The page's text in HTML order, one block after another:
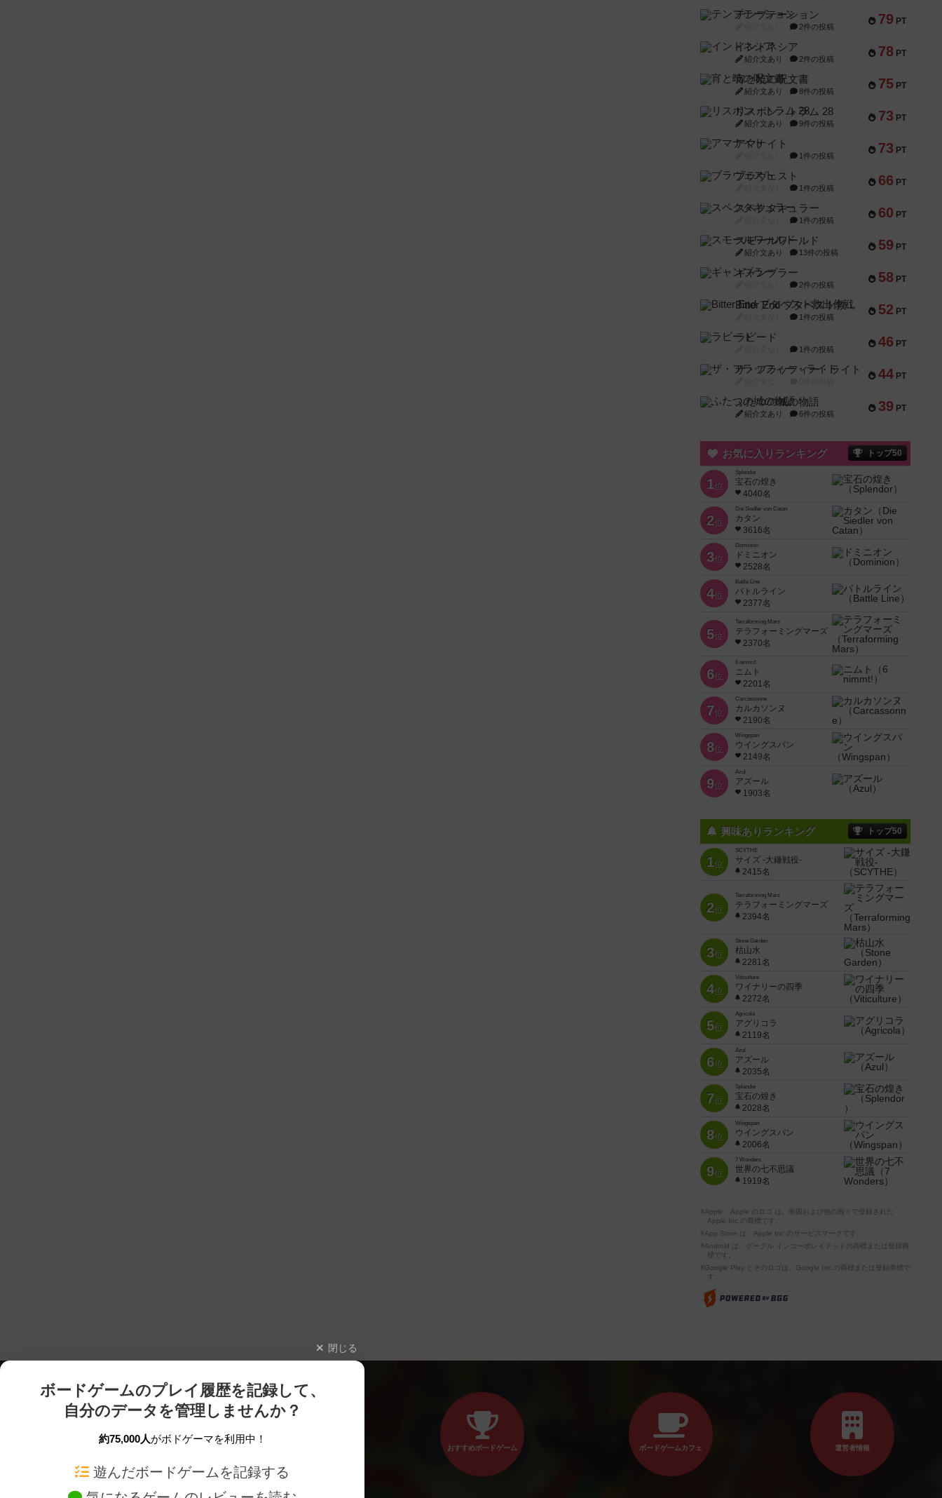
79 PT
テンプテーション
2件の投稿
78 PT
インドネシア
紹介文あり 2件の投稿
75 PT
宵と暁の呪文書
紹介文あり 8件の投稿
73 PT
リスボン・トラム 28
紹介文あり 9件の投稿
73 PT
アマナイト
1件の投稿
66 PT
ブラヴェスト
1件の投稿
60 PT
スペクタキュラー
1件の投稿
59 PT
スモールワールド
紹介文あり 13件の投稿
58 PT
ギャンブラー
2件の投稿
52 PT
Bitter End ブタペスト救出作戦
1件の投稿
46 PT
ラピード
1件の投稿
44 PT
ザ・フラッフィー・ライト
39 PT
ふたつの城の物語
紹介文あり 6件の投稿
お気に入りランキング トップ50
1位
Splendor
宝石の煌き
4040名
2位
Die Siedler von Catan
カタン
3616名
3位
Dominion
ドミニオン
2528名
4位
Battle Line
バトルライン
2377名
5位
Terraforming Mars
テラフォーミングマーズ
2370名
6位
6 nimmt!
ニムト
2201名
7位
Carcassonne
カルカソンヌ
2190名
8位
Wingspan
ウイングスパン
2149名
9位
Azul
アズール
1903名
興味ありランキング トップ50
1位
SCYTHE
サイズ -大鎌戦役-
2415名
2位
Terraforming Mars
テラフォーミングマーズ
2394名
3位
Stone Garden
枯山水
2281名
4位
Viticulture
ワイナリーの四季
2272名
5位
Agricola
アグリコラ
2119名
6位
Azul
アズール
2035名
7位
Splendor
宝石の煌き
2028名
8位
Wingspan
ウイングスパン
2006名
9位
7 Wonders
世界の七不思議
1919名
※Apple、Apple のロゴ は、米国および他の国々で登録された
Apple Inc.の商標です。
※App Store は、Apple Inc.のサービスマークです。
※Android は、グーグル インコーポレイテッドの商標または登録商
標です。
※Google Play とそのロゴは、Google Inc.の商標または登録商標で
す。
閉じる
ボードゲームのプレイ履歴を記録して、
自分のデータを管理しませんか？
約75,000人がボドゲーマを利用中！
遊んだボードゲームを記録する
おすすめボードゲーム ボードゲームカフェ 運営者情報